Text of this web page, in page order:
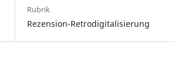
Rubrik
Rezension-Retrodigitalisierung